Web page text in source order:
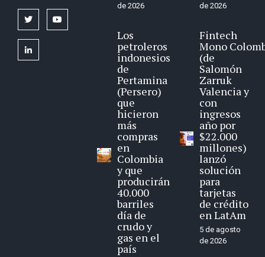
twitter
linkedin
de 2026
Los
petroleros
indonesios
de
Pertamina
(Persero)
que
hicieron
más
compras
en
Colombia
y que
producirán
40.000
barriles
día de
crudo y
gas en el
país
de 2026
Fintech
Mono
(de
Salomón
Zarruk
Valencia y
con
ingresos
año por
$22.000
millones)
lanzó
solución
para
tarjetas
de crédito
en LatAm
5 de agosto
de 2026